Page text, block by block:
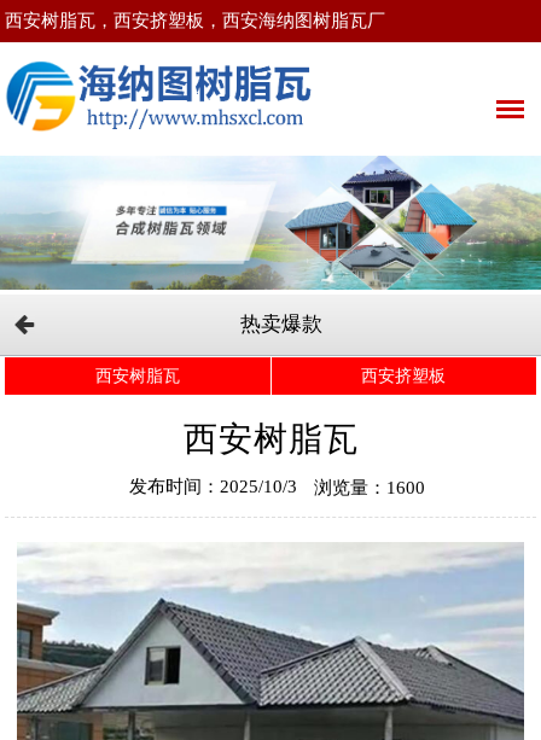
西安树脂瓦，西安挤塑板，西安海纳图树脂瓦厂
热卖爆款
西安树脂瓦 西安挤塑板
西安树脂瓦
发布时间：2025/10/3 浏览量：1600